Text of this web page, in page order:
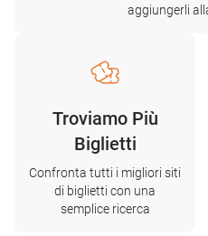
aggiungerli
Troviamo Più
Biglietti
Confronta tutti i migliori siti
di biglietti con una
semplice ricerca